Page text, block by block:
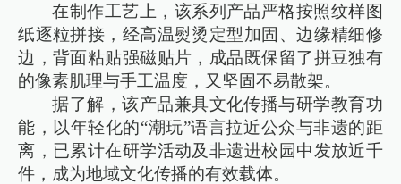
在制作工艺上，该系列产品严格按照纹样图
纸逐粒拼接，经高温熨烫定型加固、边缘精细修
边，背面粘贴强磁贴片，成品既保留了拼豆独有
的像素肌理与手工温度，又坚固不易散架。
据了解，该产品兼具文化传播与研学教育功
能，以年轻化的“潮玩”语言拉近公众与非遗的距
离，已累计在研学活动及非遗进校园中发放近千
件，成为地域文化传播的有效载体。